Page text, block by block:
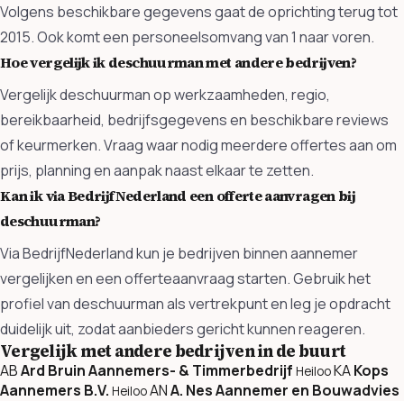
Volgens beschikbare gegevens gaat de oprichting terug tot
2015. Ook komt een personeelsomvang van 1 naar voren.
Hoe vergelijk ik deschuurman met andere bedrijven?
Vergelijk deschuurman op werkzaamheden, regio,
bereikbaarheid, bedrijfsgegevens en beschikbare reviews
of keurmerken. Vraag waar nodig meerdere offertes aan om
prijs, planning en aanpak naast elkaar te zetten.
Kan ik via BedrijfNederland een offerte aanvragen bij
deschuurman?
Via BedrijfNederland kun je bedrijven binnen aannemer
vergelijken en een offerteaanvraag starten. Gebruik het
profiel van deschuurman als vertrekpunt en leg je opdracht
duidelijk uit, zodat aanbieders gericht kunnen reageren.
Vergelijk met andere bedrijven in de buurt
ABArd Bruin Aannemers- & Timmerbedrijf HeilooKAKops
Aannemers B.V. HeilooANA. Nes Aannemer en Bouwadvies